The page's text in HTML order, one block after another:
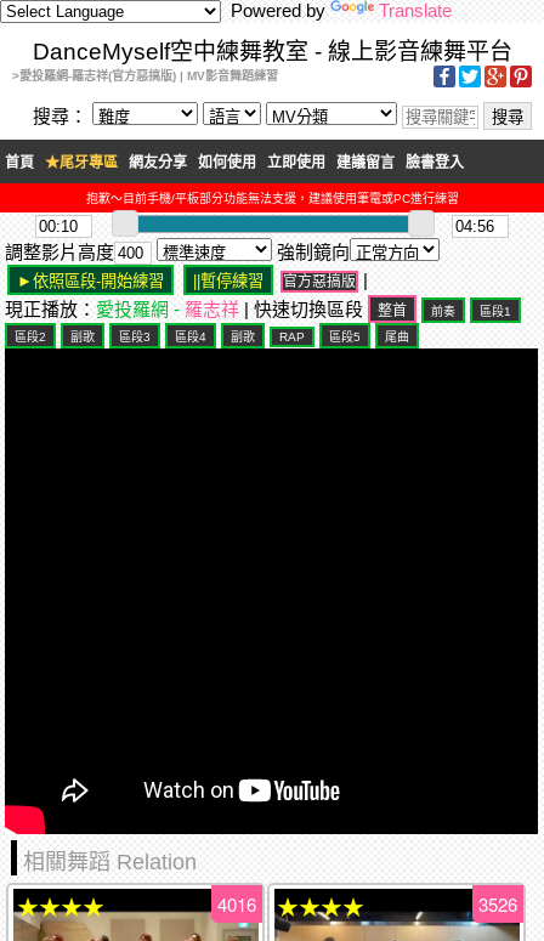
Powered by Translate
DanceMyself空中練舞教室 - 線上影音練舞平台
>愛投羅網-羅志祥(官方惡搞版) | MV影音舞蹈練習
搜尋：
首頁 ★尾牙專區 網友分享 如何使用 立即使用 建議留言 臉書登入
抱歉～目前手機/平板部分功能無法支援，建議使用筆電或PC進行練習
調整影片高度 強制鏡向
官方惡搞版 |
現正播放： 愛投羅網 - 羅志祥 | 快速切換區段
相關舞蹈 Relation
4016
★★★★ 3526
★★★★